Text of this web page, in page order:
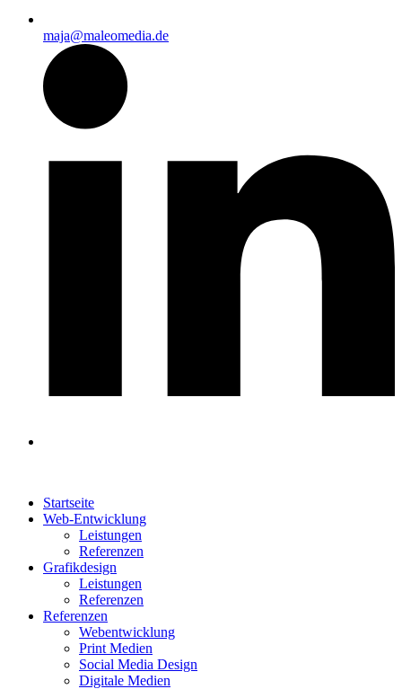
maja@maleomedia.de
Startseite
Web-Entwicklung
Leistungen
Referenzen
Grafikdesign
Leistungen
Referenzen
Referenzen
Webentwicklung
Print Medien
Social Media Design
Digitale Medien